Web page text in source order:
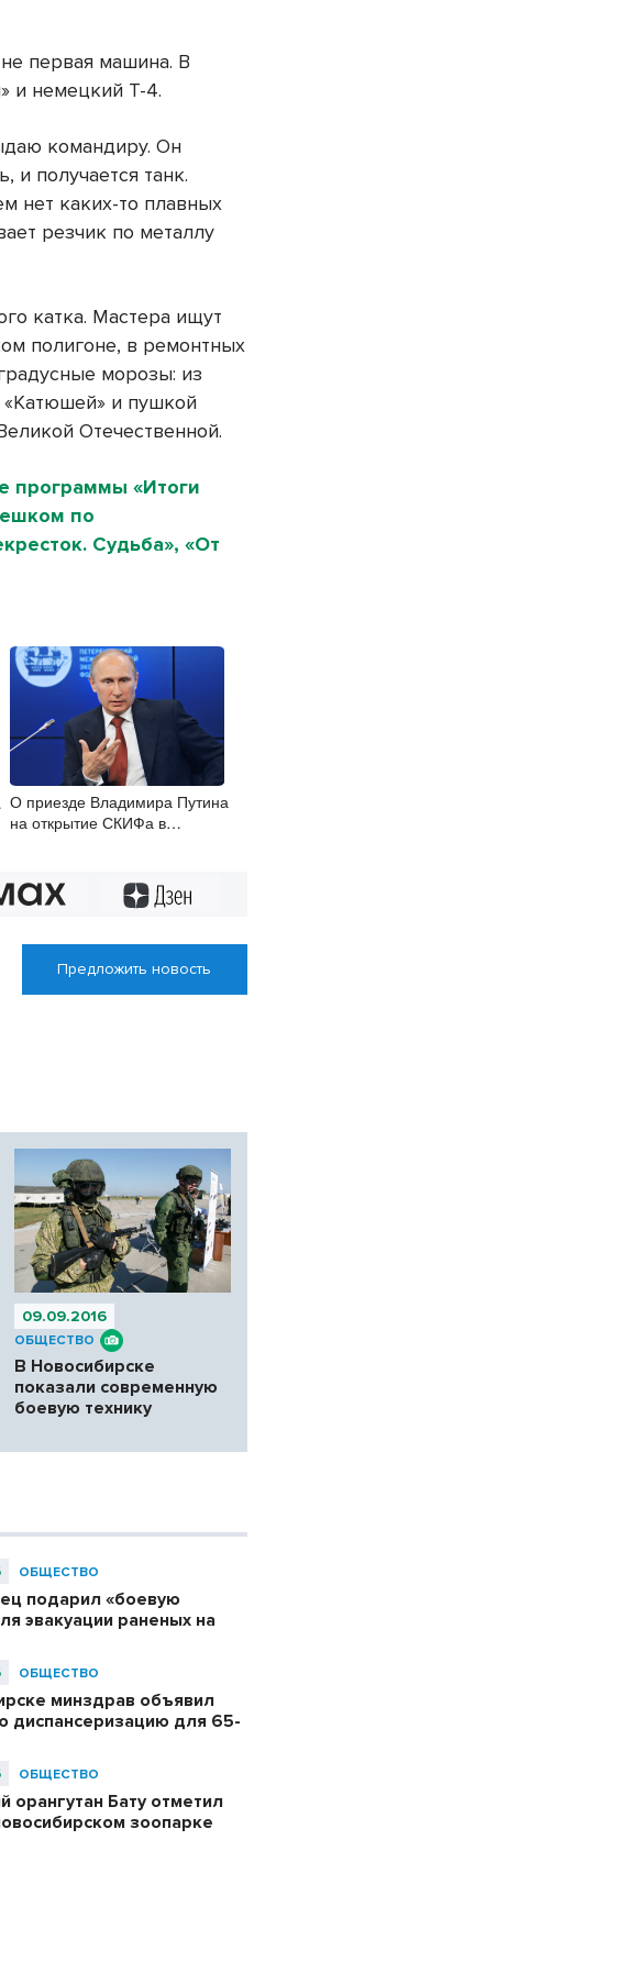
первая машина. В
и немецкий Т-4.
командиру. Он
и получается танк.
нет каких-то плавных
резчик по металлу
катка. Мастера ищут
полигоне, в ремонтных
морозы: из
«Катюшей» и пушкой
Отечественной.
программы «Итоги
по
Судьба», «От
О приезде Владимира Путина
на открытие СКИФа в
Предложить новость
09.09.2016
ОБЩЕСТВО
В Новосибирске
показали современную
боевую технику
ОБЩЕСТВО
подарил «боевую
эвакуации раненых на
ОБЩЕСТВО
минздрав объявил
диспансеризацию для 65-
ОБЩЕСТВО
орангутан Бату отметил
зоопарке